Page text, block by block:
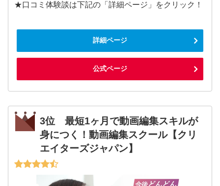
★口コミ体験談は下記の「詳細ページ」をクリック！
詳細ページ
公式ページ
3位 最短1ヶ月で動画編集スキルが
身につく！動画編集スクール【クリ
エイターズジャパン】